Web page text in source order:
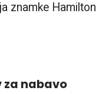
znamke Hamilton
za nabavo